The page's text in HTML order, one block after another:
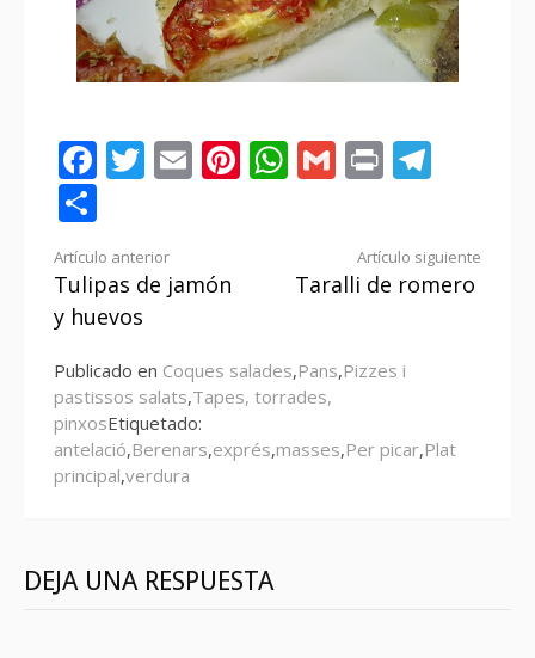
Facebook
Twitter
EmailPinterest
WhatsApp
Gmail
Print
Seguir
leyendo
Artículo anterior
Tulipas de jamón
y huevos
Artículo siguiente
Taralli de romero
Publicado en Coques salades,Pans,Pizzes i
pastissos salats,Tapes, torrades,
pinxosEtiquetado:
antelació,Berenars,exprés,masses,Per picar,Plat
principal,verdura
DEJA UNA RESPUESTA